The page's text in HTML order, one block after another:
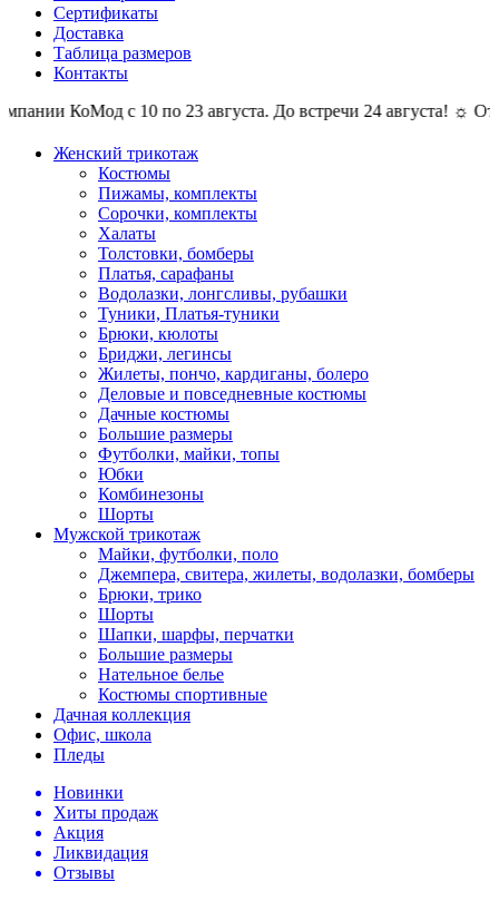
Сертификаты
Доставка
Таблица размеров
Контакты
КоМод с 10 по 23 августа. До встречи 24 августа! ☼
Женский трикотаж
Костюмы
Пижамы, комплекты
Сорочки, комплекты
Халаты
Толстовки, бомберы
Платья, сарафаны
Водолазки, лонгсливы, рубашки
Туники, Платья-туники
Брюки, кюлоты
Бриджи, легинсы
Жилеты, пончо, кардиганы, болеро
Деловые и повседневные костюмы
Дачные костюмы
Большие размеры
Футболки, майки, топы
Юбки
Комбинезоны
Шорты
Мужской трикотаж
Майки, футболки, поло
Джемпера, свитера, жилеты, водолазки, бомберы
Брюки, трико
Шорты
Шапки, шарфы, перчатки
Большие размеры
Нательное белье
Костюмы спортивные
Дачная коллекция
Офис, школа
Пледы
Новинки
Хиты продаж
Акция
Ликвидация
Отзывы